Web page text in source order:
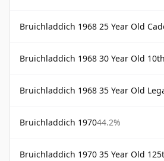
Bruichladdich 1968 25 Year Old
Bruichladdich 1968 30 Year Old 10th
Bruichladdich 1968 35 Year Old
Bruichladdich 197044.2%
Bruichladdich 1970 35 Year Old 125th